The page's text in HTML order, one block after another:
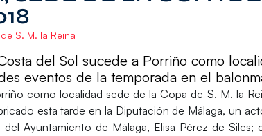
S. M. la Reina
del Sol sucede a Porriño como
eventos de la temporada en el
como localidad sede de laCopa de S. M. la
esta tarde en la Diputación de Málaga, un
Ayuntamiento de Málaga, Elisa Pérez de Siles;